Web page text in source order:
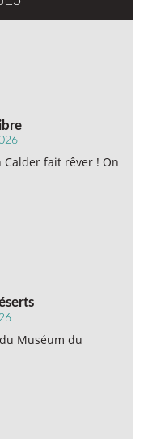
Calder fait rêver ! On
Muséum du